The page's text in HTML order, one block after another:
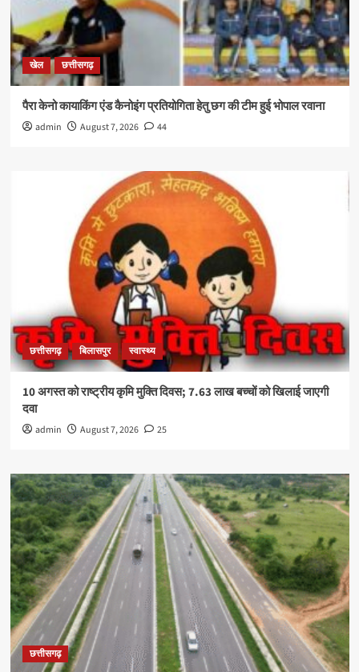
खेल छत्तीसगढ़
पैरा केनो कायाकिंग एंड कैनोइंग प्रतियोगिता हेतु छग की टीम हुई भोपाल रवाना
admin August 7, 2026 44
छत्तीसगढ़ बिलासपुर स्वास्थ्य
10 अगस्त को राष्ट्रीय कृमि मुक्ति दिवस; 7.63 लाख बच्चों को खिलाई जाएगी
दवा
admin August 7, 2026 25
छत्तीसगढ़